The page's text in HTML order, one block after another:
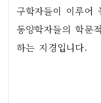
구학자들이 이루어
동양학자들의 학
하는 지경입니